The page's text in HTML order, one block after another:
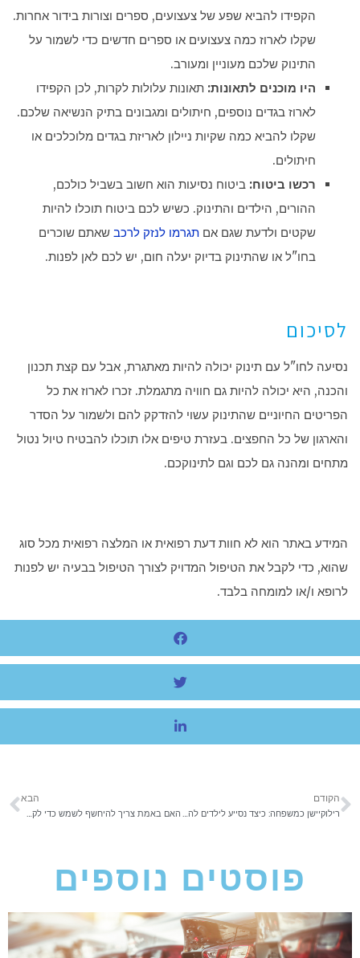
הקפידו להביא שפע של צעצועים, ספרים וצורות בידור אחרות.
שקלו לארוז כמה צעצועים או ספרים חדשים כדי לשמור על
התינוק שלכם מעוניין ומעורב.
היו מוכנים לתאונות:תאונות עלולות לקרות, לכן הקפידו
לארוז בגדים נוספים, חיתולים ומגבונים בתיק הנשיאה שלכם.
שקלו להביא כמה שקיות ניילון לאריזת בגדים מלוכלכים או
חיתולים.
רכשו ביטוח:ביטוח נסיעות הוא חשוב בשביל כולכם,
ההורים, הילדים והתינוק. כשיש לכם ביטוח תוכלו להיות
שקטים ולדעת שגם אםתגרמו לנזק לרכבשאתם שוכרים
בחו"ל או שהתינוק בדיוק יעלה חום, יש לכם לאן לפנות.
לסיכום
נסיעה לחו"ל עם תינוק יכולה להיות מאתגרת, אבל עם קצת תכנון
והכנה, היא יכולה להיות גם חוויה מתגמלת. זכרו לארוז את כל
הפריטים החיוניים שהתינוק עשוי להזדקק להם ולשמור על הסדר
והארגון של כל החפצים. בעזרת טיפים אלו תוכלו להבטיח טיול נטול
מתחים ומהנה גם לכם וגם לתינוקכם.
המידע באתר הוא לא חוות דעת רפואית או המלצה רפואית מכל סוג
שהוא, כדי לקבל את הטיפול המדויק לצורך הטיפול בבעיה יש לפנות
לרופא ו/או למומחה בלבד.
הקודם
רילוקיישן כמשפחה: כיצד נסייע לילדים להתמודד עם המעבר לארץ אחרת?
הבא
האם באמת צריך להיחשף לשמש כדי לקבל ויטמין D?
פוסטים נוספים